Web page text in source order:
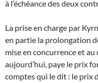
à l’échéance des deux
La prise en charge par
en partie la prolongation
mise en concurrence et
aujourd’hui, paye le prix
comptes qui le dit : le prix